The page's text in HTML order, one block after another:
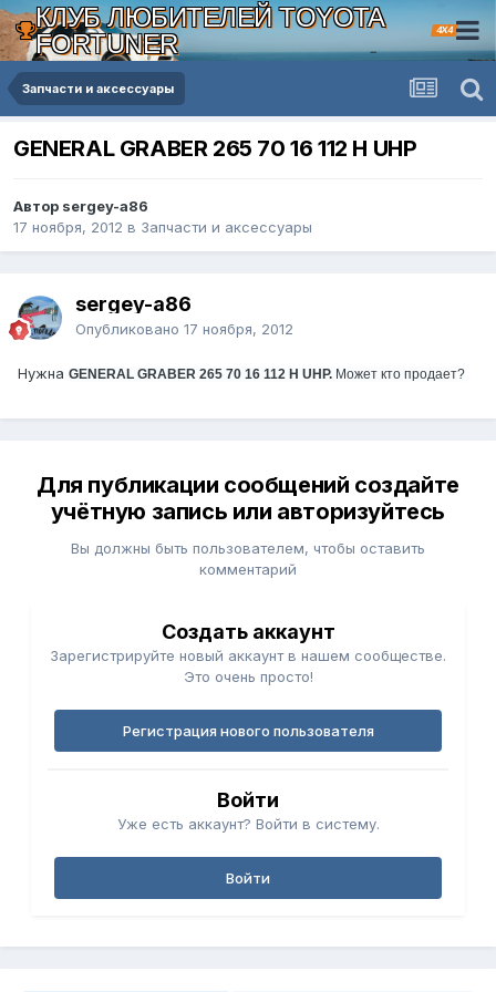
КЛУБ ЛЮБИТЕЛЕЙ TOYOTA
FORTUNER
4X4
Запчасти и аксессуары
GENERAL GRABER 265 70 16 112 Н UHP
Автор sergey-a86
17 ноября, 2012 в Запчасти и аксессуары
sergey-a86
Опубликовано 17 ноября, 2012
Нужна GENERAL GRABER 265 70 16 112 Н UHP. Может кто продает?
Для публикации сообщений создайте
учётную запись или авторизуйтесь
Вы должны быть пользователем, чтобы оставить
комментарий
Создать аккаунт
Зарегистрируйте новый аккаунт в нашем сообществе.
Это очень просто!
Регистрация нового пользователя
Войти
Уже есть аккаунт? Войти в систему.
Войти